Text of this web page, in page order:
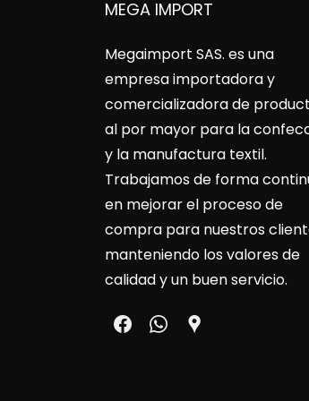
MEGA IMPORT
Megaimport SAS. es una
empresa importadora y
comercializadora de
al por mayor para la
y la manufactura textil.
Trabajamos de forma
en mejorar el proceso de
compra para nuestros
manteniendo los valores de
calidad y un buen servicio.